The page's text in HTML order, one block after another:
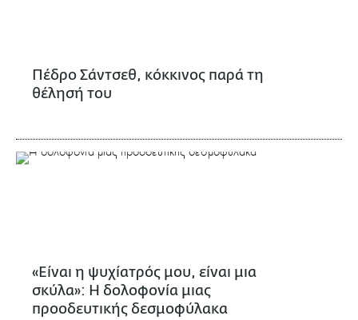
Πέδρο Σάντσεθ, κόκκινος παρά τη
θέλησή του
«Είναι η ψυχίατρός μου, είναι μια
σκύλα»: Η δολοφονία μιας
προοδευτικής δεσμοφύλακα